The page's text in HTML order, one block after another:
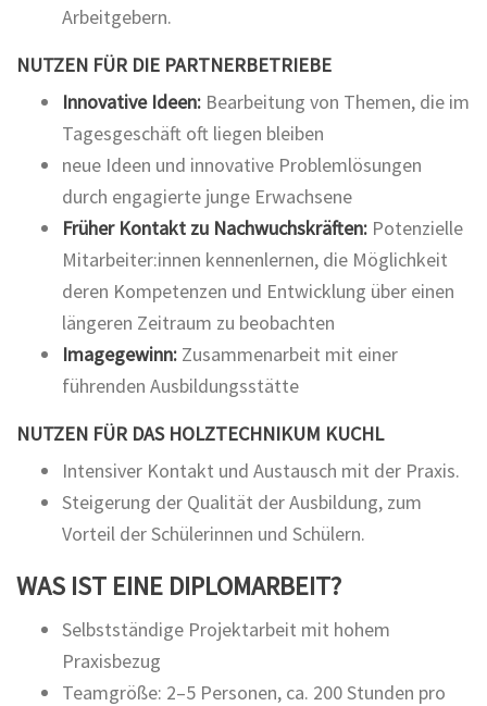
Arbeitgebern.
NUTZEN FÜR DIE PARTNERBETRIEBE
Innovative Ideen: Bearbeitung von Themen, die im
Tagesgeschäft oft liegen bleiben
neue Ideen und innovative Problemlösungen
durch engagierte junge Erwachsene
Früher Kontakt zu Nachwuchskräften: Potenzielle
Mitarbeiter:innen kennenlernen, die Möglichkeit
deren Kompetenzen und Entwicklung über einen
längeren Zeitraum zu beobachten
Imagegewinn: Zusammenarbeit mit einer
führenden Ausbildungsstätte
NUTZEN FÜR DAS HOLZTECHNIKUM KUCHL
Intensiver Kontakt und Austausch mit der Praxis.
Steigerung der Qualität der Ausbildung, zum
Vorteil der Schülerinnen und Schülern.
WAS IST EINE DIPLOMARBEIT?
Selbstständige Projektarbeit mit hohem
Praxisbezug
Teamgröße: 2–5 Personen, ca. 200 Stunden pro